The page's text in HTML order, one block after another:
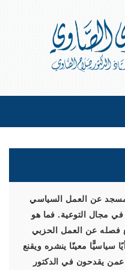
عن العمل السياسي
مجال التوعية. فما هو
فصله عن العمل الحزبي
سياسيًّا معينًا ينشره ويقنع
يقدحون في الدكتور